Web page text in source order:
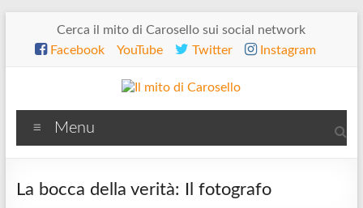
contenuto
Cerca il mito di Carosello sui social network
Facebook
YouTube Twitter Instagram
Il
mito
di
Menu
La bocca della verità: Il fotografo